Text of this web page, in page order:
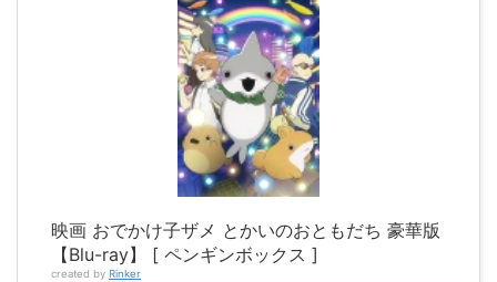
映画 おでかけ子ザメ とかいのおともだち 豪華版
【Blu-ray】 [ ペンギンボックス ]
created by Rinker